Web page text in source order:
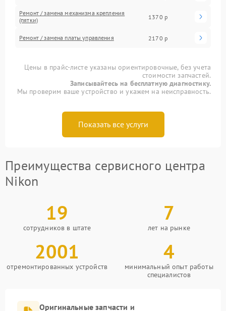
Ремонт / замена механизма крепления
(пятки)
1370 р
Ремонт / замена платы управления 2170 р
Цены в прайс-листе указаны ориентировочные, без учета
стоимости запчастей.
Записывайтесь на бесплатную диагностику.
Мы проверим ваше устройство и укажем на неисправность.
Показать все услуги
Преимущества сервисного центра
Nikon
19
сотрудников в штате
7
лет на рынке
2001
отремонтированных устройств
4
минимальный опыт работы
специалистов
Оригинальные запчасти и